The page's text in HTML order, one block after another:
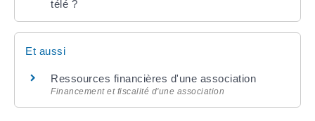
télé ?
Et aussi
Ressources financières d'une association
Financement et fiscalité d'une association